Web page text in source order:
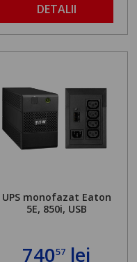
DETALII
UPS monofazat Eaton
5E, 850i, USB
74057 lei